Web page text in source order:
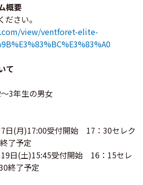
概要
さい。
view/ventforet-elite-
て
3年生の男女
7日(月)17:00受付開始 17：30セレク
了予定
19日(土)15:45受付開始 16：15セレ
終了予定